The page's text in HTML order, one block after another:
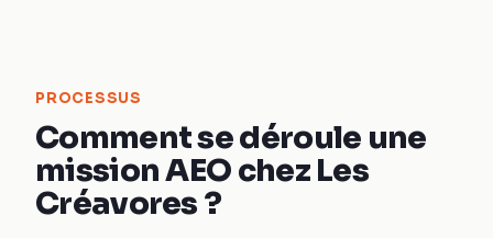
PROCESSUS
Comment se déroule une
mission AEO chez Les
Créavores ?